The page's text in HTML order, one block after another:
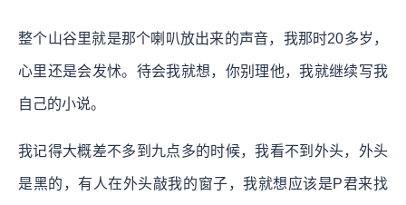
整个山谷里就是那个喇叭放出来的声音，我那时20多岁，
心里还是会发怵。待会我就想，你别理他，我就继续写我
自己的小说。
我记得大概差不多到九点多的时候，我看不到外头，外头
是黑的，有人在外头敲我的窗子，我就想应该是P君来找